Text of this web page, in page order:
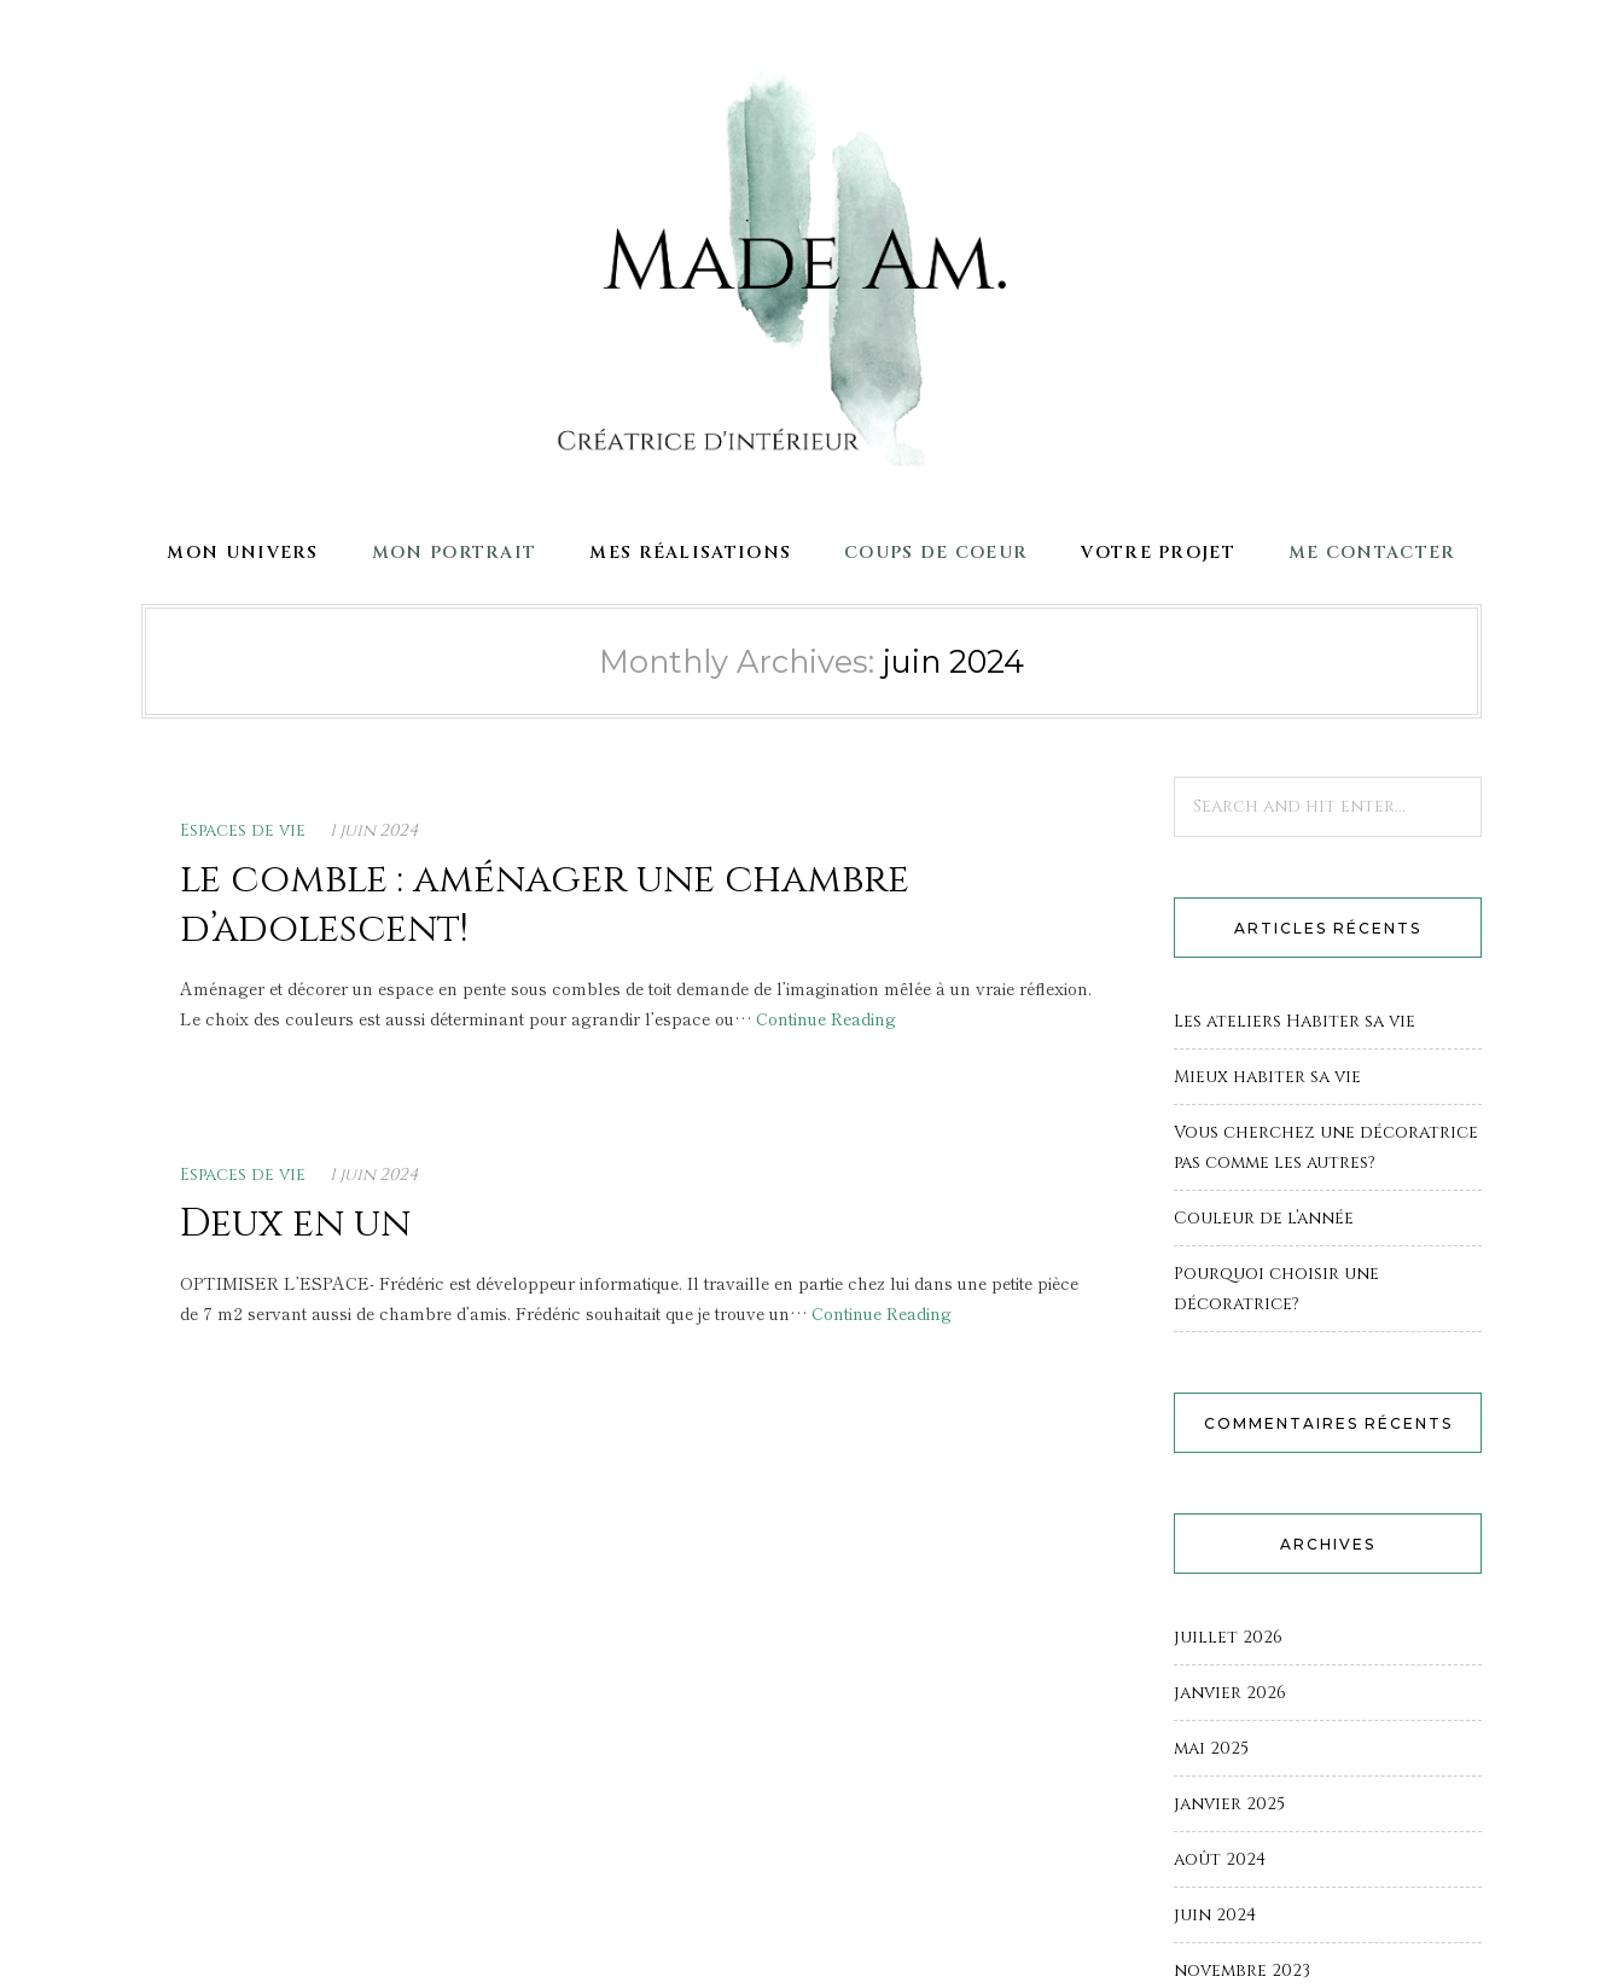
MON UNIVERS MON PORTRAIT MES RÉALISATIONS COUPS DE COEUR VOTRE PROJET ME CONTACTER
Monthly Archives: juin 2024
Espaces de vie 1 juin 2024
le comble : aménager une chambre
d’adolescent!
Aménager et décorer un espace en pente sous combles de toit demande de l’imagination mêlée à un vraie réflexion.
Le choix des couleurs est aussi déterminant pour agrandir l’espace ou… Continue Reading
Espaces de vie 1 juin 2024
Deux en un
OPTIMISER L’ESPACE- Frédéric est développeur informatique. Il travaille en partie chez lui dans une petite pièce
de 7 m2 servant aussi de chambre d’amis. Frédéric souhaitait que je trouve un… Continue Reading
ARTICLES RÉCENTS
Les ateliers Habiter sa vie
Mieux habiter sa vie
Vous cherchez une décoratrice
pas comme les autres?
Couleur de l’année
Pourquoi choisir une
décoratrice?
COMMENTAIRES RÉCENTS
ARCHIVES
juillet 2026
janvier 2026
mai 2025
janvier 2025
août 2024
juin 2024
novembre 2023